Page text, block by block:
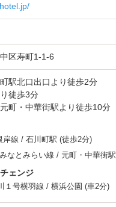
区寿町1-1-6
駅北口出口より徒歩2分
徒歩3分
町・中華街駅より徒歩10分
岸線 / 石川町駅 (徒歩2分)
みなとみらい線 / 元町・中華街駅
ェンジ
１号横羽線 / 横浜公園 (車2分)